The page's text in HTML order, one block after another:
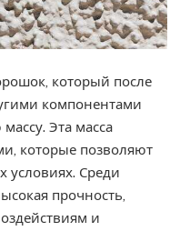
который после
компонентами
Эта масса
которые позволяют
условиях. Среди
прочность,
и